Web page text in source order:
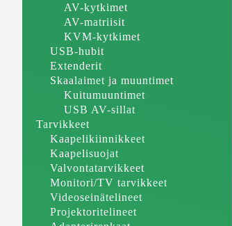
AV-kytkimet
AV-matriisit
KVM-kytkimet
USB-hubit
Extenderit
Skaalaimet ja muuntimet
Kuitumuuntimet
USB AV-sillat
Tarvikkeet
Kaapelikiinnikkeet
Kaapelisuojat
Valvontatarvikkeet
Monitori/TV tarvikkeet
Videoseinätelineet
Projektoritelineet